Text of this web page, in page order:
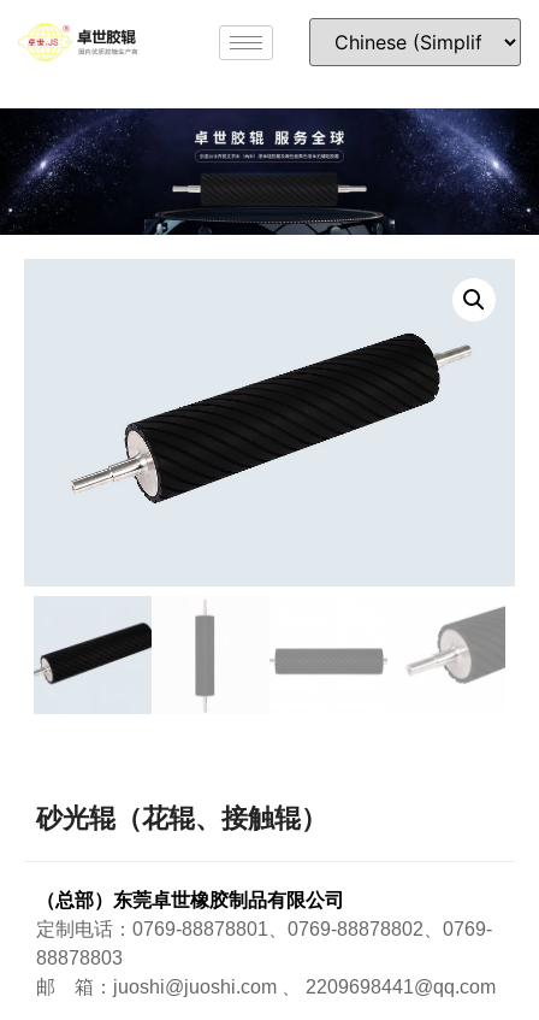
砂光辊（花辊、接触辊）
（总部）东莞卓世橡胶制品有限公司
定制电话：0769-88878801、0769-88878802、0769-
88878803
邮 箱：juoshi@juoshi.com 、 2209698441@qq.com